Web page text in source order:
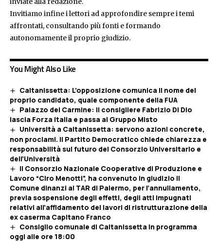
Invitiamo infine i lettori ad approfondire sempre i temi
affrontati, consultando più fonti e formando
autonomamente il proprio giudizio.
You Might Also Like
Caltanissetta: L’opposizione comunica il nome del
proprio candidato, quale componente della FUA
Palazzo del Carmine: il consigliere Fabrizio Di Dio
lascia Forza Italia e passa al Gruppo Misto
Università a Caltanissetta: servono azioni concrete,
non proclami. Il Partito Democratico chiede chiarezza e
responsabilità sul futuro del Consorzio Universitario e
dell’Università
Il Consorzio Nazionale Cooperative di Produzione e
Lavoro “Ciro Menotti”, ha convenuto in giudizio il
Comune dinanzi al TAR di Palermo, per l’annullamento,
previa sospensione degli effetti, degli atti impugnati
relativi all’affidamento dei lavori di ristrutturazione della
ex caserma Capitano Franco
Consiglio comunale di Caltanissetta in programma
oggi alle ore 18:00